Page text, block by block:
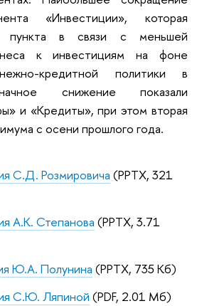
«Инвестиции», которая
пункта в связи с меньшей
к инвестициям на фоне
кредитной политики в
снижение показали
и «Кредиты», при этом вторая
с осени прошлого года.
С.Д. Розмировича (PPTX, 321
А.К. Степанова (PPTX, 3.71
Ю.А. Полунина (PPTX, 735 Кб)
С.Ю. Ляпиной (PDF, 2.01 Мб)